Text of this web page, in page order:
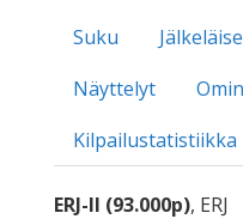
Suku
Näyttelyt
Kilpailustatistiikka
ERJ-II (93.000p), ERJ